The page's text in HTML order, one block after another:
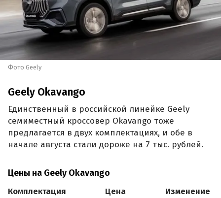
Фото Geely
Geely Okavango
Единственный в российской линейке Geely
семиместный кроссовер Okavango тоже
предлагается в двух комплектациях, и обе в
начале августа стали дороже на 7 тыс. рублей.
Цены на Geely Okavango
Комплектация Цена
Изменение